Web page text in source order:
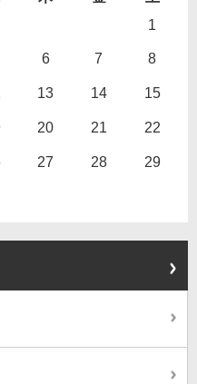
1
6 7 8
13 14 15
20 21 22
27 28 29